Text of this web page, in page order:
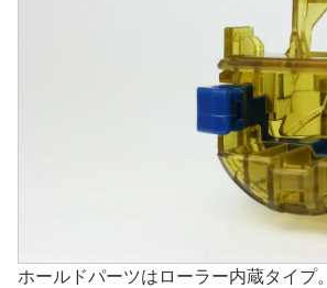
ホールドパーツはローラー内蔵タイプ。